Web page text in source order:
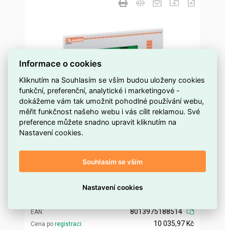
Lovato LRXP01 HMI operátorský panel
EAN
8013975188514
Cena po registraci
10 035,97 Kč
Informace o cookies
Kliknutím na Souhlasím se vším budou uloženy cookies
funkční, preferenční, analytické i marketingové -
dokážeme vám tak umožnit pohodlné používání webu,
měřit funkčnost našeho webu i vás cílit reklamou. Své
preference můžete snadno upravit kliknutím na
Nastavení cookies.
Souhlasím se vším
Nastavení cookies